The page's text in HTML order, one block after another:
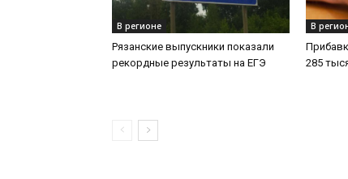
В регионе
Рязанские выпускники показали
рекордные результаты на ЕГЭ
В
285